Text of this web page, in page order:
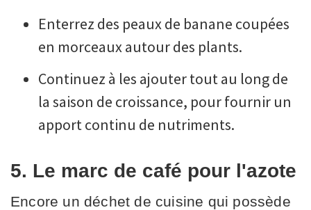
Enterrez des peaux de banane coupées
en morceaux autour des plants.
Continuez à les ajouter tout au long de
la saison de croissance, pour fournir un
apport continu de nutriments.
5. Le marc de café pour l'azote
Encore un déchet de cuisine qui possède